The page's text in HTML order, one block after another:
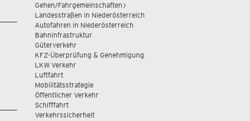
Gehen/Fahrgemeinschaften)
Landesstraßen in Niederösterreich
Autofahren in Niederösterreich
Bahninfrastruktur
Güterverkehr
KFZ-Überprüfung & Genehmigung
LKW Verkehr
Luftfahrt
Mobilitätsstrategie
Öffentlicher Verkehr
Schifffahrt
Verkehrssicherheit